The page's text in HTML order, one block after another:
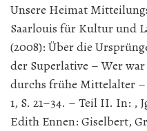
Unsere Heimat
Saarlouis für Kultur und
(2008): Über die
der Superlative – Wer war
durchs frühe Mittelalter –
1, S. 21–34. – Teil II. In: ,
Edith Ennen: Giselbert,